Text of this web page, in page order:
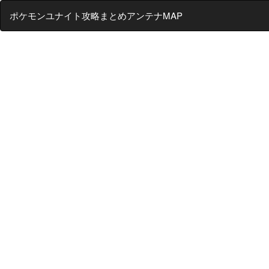
ポケモンユナイト攻略まとめアンテナMAP